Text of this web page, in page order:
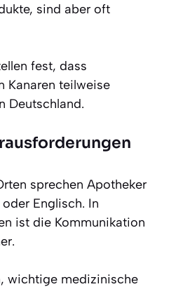
sind aber oft
fest, dass
Kanaren teilweise
Deutschland.
sprechen Apotheker
Englisch. In
ist die Kommunikation
wichtige medizinische